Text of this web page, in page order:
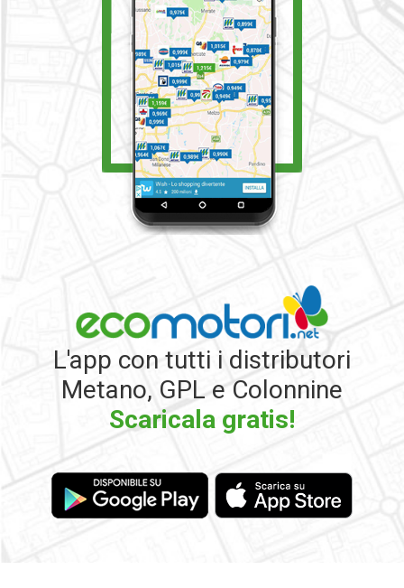
L'app con tutti i distributori
Metano, GPL e Colonnine
Scaricala gratis!